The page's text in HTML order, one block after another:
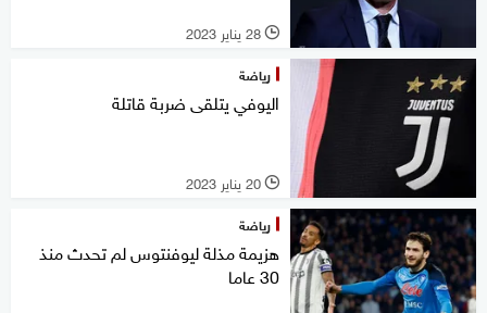
l 28 يناير 2023
رياضة
اليوفي يتلقى ضربة قاتلة
l 20 يناير 2023
رياضة
هزيمة مذلة ليوفنتوس لم تحدث منذ
30 عاما